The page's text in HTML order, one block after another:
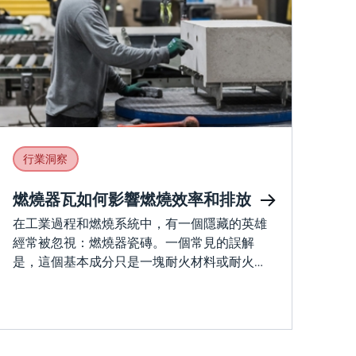
行業洞察
燃燒器瓦如何影響燃燒效率和排放
在工業過程和燃燒系統中，有一個隱藏的英雄
經常被忽視：燃燒器瓷磚。一個常見的誤解
是，這個基本成分只是一塊耐火材料或耐火